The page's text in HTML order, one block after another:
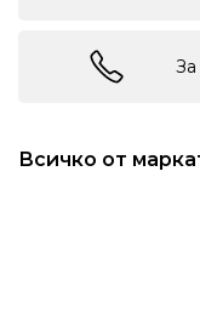
За
Всичко от